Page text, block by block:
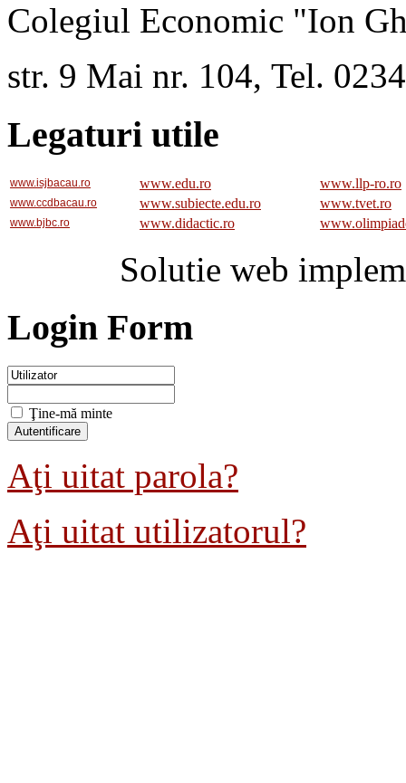
Colegiul Economic "Ion
str. 9 Mai nr. 104, Tel.
Legaturi utile
www.isjbacau.ro www.edu.ro www.llp-ro.ro
www.ccdbacau.ro www.subiecte.edu.ro www.tvet.ro
www.bjbc.ro www.didactic.ro
Solutie web
Login Form
Ţine-mă minte
Aţi uitat parola?
Aţi uitat utilizatorul?